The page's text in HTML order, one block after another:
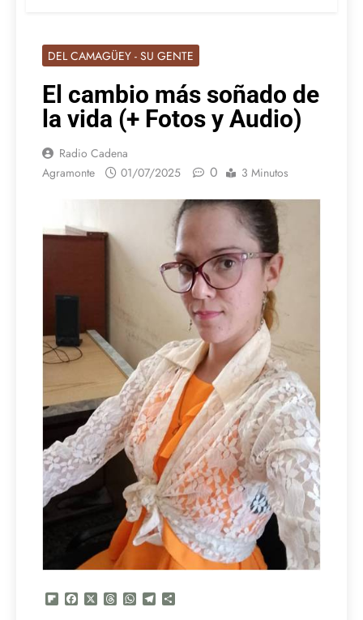
DEL CAMAGÜEY - SU GENTE
El cambio más soñado de
la vida (+ Fotos y Audio)
Radio Cadena
Agramonte
01/07/2025 0 3 Minutos
Flipboard
FacebookThreadsWhatsApp
Telegram